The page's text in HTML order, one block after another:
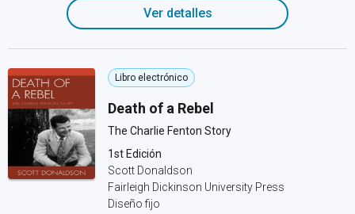
Ver detalles
Libro electrónico
Death of a Rebel
The Charlie Fenton Story
1st Edición
Scott Donaldson
Fairleigh Dickinson University Press
Diseño fijo